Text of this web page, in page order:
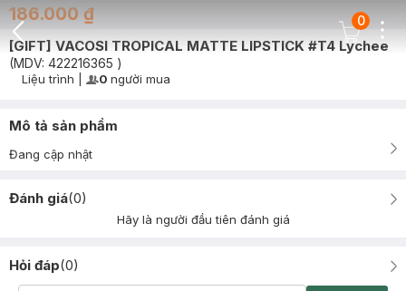
Back Icon
Cart Icon
0
186.000 ₫
[GIFT] VACOSI TROPICAL MATTE LIPSTICK #T4 Lychee
(MDV: 422216365 )
Timer Gray Icon
Liệu trình User Product Icon
0 người mua
Mô tả sản phẩm
Đang cập nhật
Đánh giá(0)
Hãy là người đầu tiên đánh giá
Hỏi đáp(0)